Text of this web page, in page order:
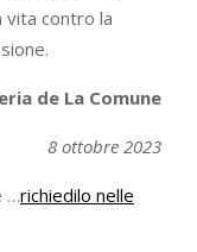
vita contro la
de La Comune
8 ottobre 2023
…richiedilo nelle